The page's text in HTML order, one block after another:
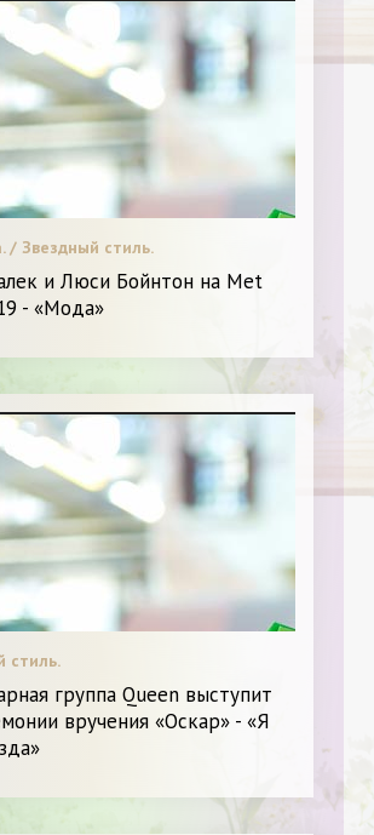
/ Звездный стиль.
и Люси Бойнтон на Met
- «Мода»
стиль.
группа Queen выступит
вручения «Оскар» - «Я